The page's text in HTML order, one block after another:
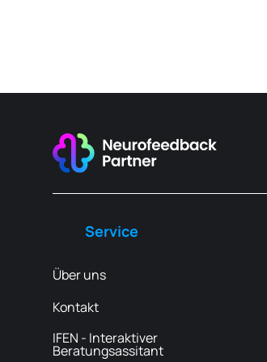
Service
Über uns
Kontakt
IFEN - Interaktiver
Beratungsassitant